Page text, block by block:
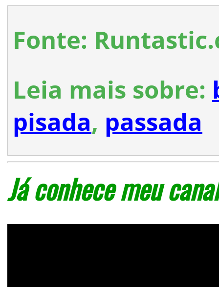
Fonte:
Leia mais sobre:
pisada, passada
Já conhece meu